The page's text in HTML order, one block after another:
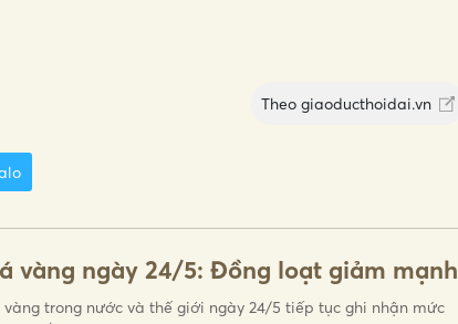
Theo giaoducthoidai.vn
vàng ngày 24/5: Đồng loạt giảm mạnh
vàng trong nước và thế giới ngày 24/5 tiếp tục ghi nhận mức